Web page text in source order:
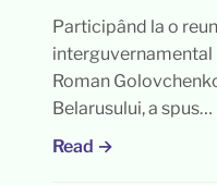
Participând la o
interguvernamental
Roman
Belarusului, a spus…
Read →